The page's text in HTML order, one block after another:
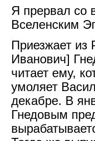
Я прервал со
Вселенским
Приезжает из
Иванович]
читает ему,
умоляет
декабре. В
Гнедовым